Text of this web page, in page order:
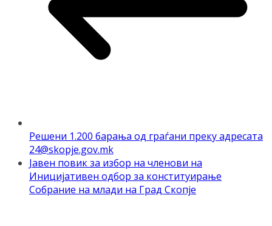
Решени 1.200 барања од граѓани преку адресата
24@skopje.gov.mk
Јавен повик за избор на членови на
Иницијативен одбор за конституирање
Собрание на млади на Град Скопје